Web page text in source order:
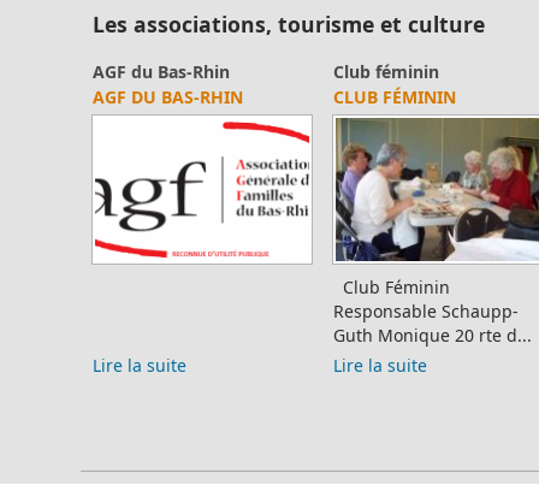
Les associations, tourisme et culture
Club féminin
CLUB FÉMININ
Lire la suite
FC Lampertsloch-
Merkwiller
DIVERS - FOOT
Recherche de Jeunes
joueurs au FC
Photos souvenirs
PHOTO N° 5
Merci d'avance de nous
communiquer toutes
erreurs ou précision sur
cette photo via notre